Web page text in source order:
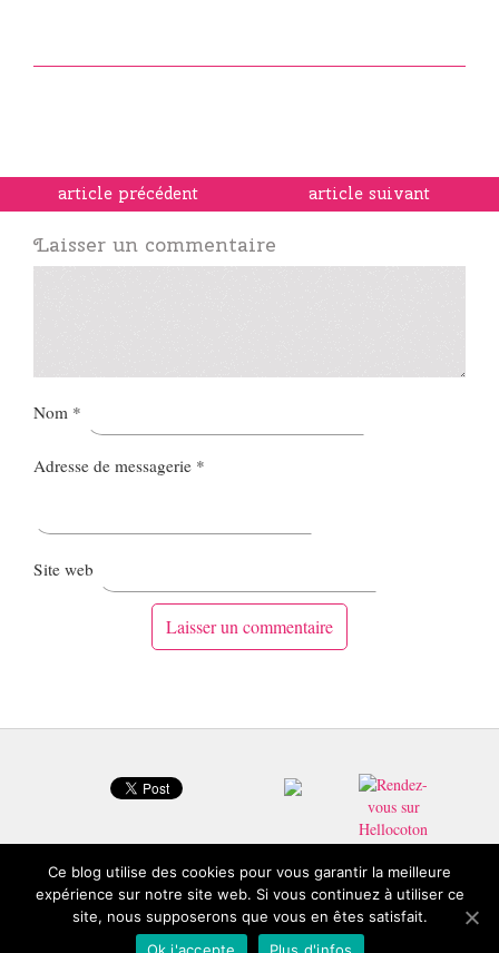
article précédent article suivant
Laisser un commentaire
Nom *
Adresse de messagerie *
Site web
© 2026 Copyright Froufrouandco : Blog beauté Toulouse.
Ce blog utilise des cookies pour vous garantir la meilleure
expérience sur notre site web. Si vous continuez à utiliser ce
site, nous supposerons que vous en êtes satisfait.